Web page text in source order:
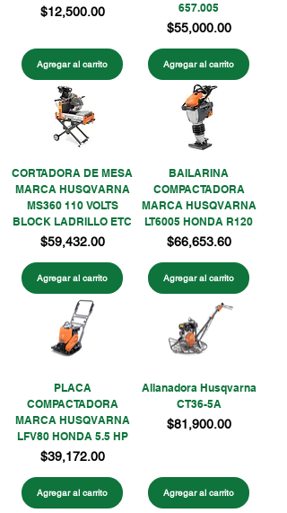
Precio
$12,500.00
Agregar al carrito
657.005
Precio
$55,000.00
Agregar al carrito
CORTADORA DE MESA
MARCA HUSQVARNA
MS360 110 VOLTS
BLOCK LADRILLO ETC
Precio
$59,432.00
Agregar al carrito
BAILARINA
COMPACTADORA
MARCA HUSQVARNA
LT6005 HONDA R120
Precio
$66,653.60
Agregar al carrito
PLACA
COMPACTADORA
MARCA HUSQVARNA
LFV80 HONDA 5.5 HP
Precio
$39,172.00
Agregar al carrito
Allanadora Husqvarna
CT36-5A
Precio
$81,900.00
Agregar al carrito